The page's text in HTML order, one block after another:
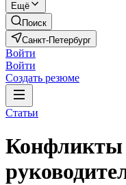
Ещё
Поиск
Санкт-Петербург
Войти
Войти
Создать резюме
Статьи
Конфликты